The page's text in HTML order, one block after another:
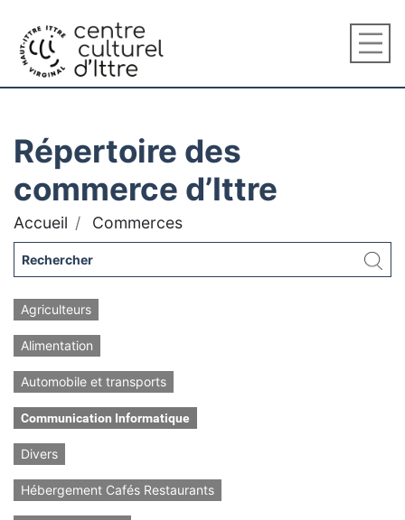
Répertoire des
commerce d’Ittre
Accueil Commerces
Agriculteurs
Alimentation
Automobile et transports
Communication Informatique
Divers
Hébergement Cafés Restaurants